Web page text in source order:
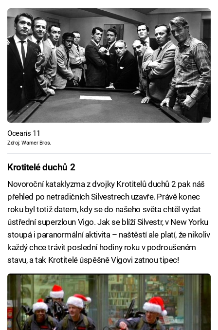
Ocean's 11
Zdroj: Warner Bros.
Krotitelé duchů 2
Novoroční kataklyzma z dvojky Krotitelů duchů 2 pak náš
přehled po netradičních Silvestrech uzavře. Právě konec
roku byl totiž datem, kdy se do našeho světa chtěl vydat
ústřední superzloun Vigo. Jak se blíží Silvestr, v New Yorku
stoupá i paranormální aktivita – naštěstí ale platí, že nikoliv
každý chce trávit poslední hodiny roku v podroušeném
stavu, a tak Krotitelé úspěšně Vigovi zatnou tipec!